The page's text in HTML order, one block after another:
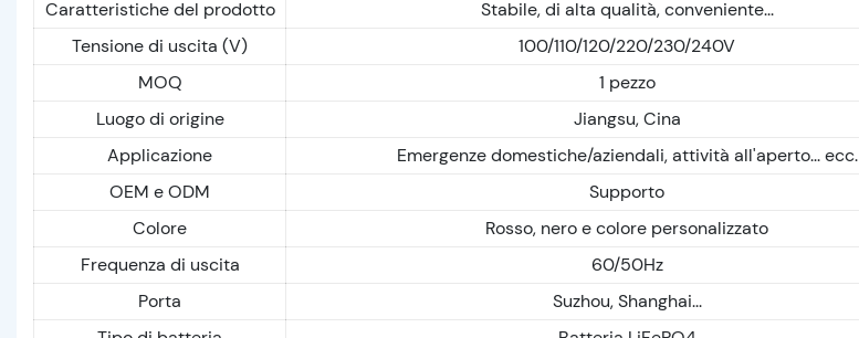
Caratteristiche del prodotto
Stabile, di alta qualità, conveniente...
Tensione di uscita (V)
100/110/120/220/230/240V
MOQ
1 pezzo
Luogo di origine
Jiangsu, Cina
Applicazione
Emergenze domestiche/aziendali, attività all'aperto... ecc.
OEM e ODM
Supporto
Colore
Rosso, nero e colore personalizzato
Frequenza di uscita
60/50Hz
Porta
Suzhou, Shanghai...